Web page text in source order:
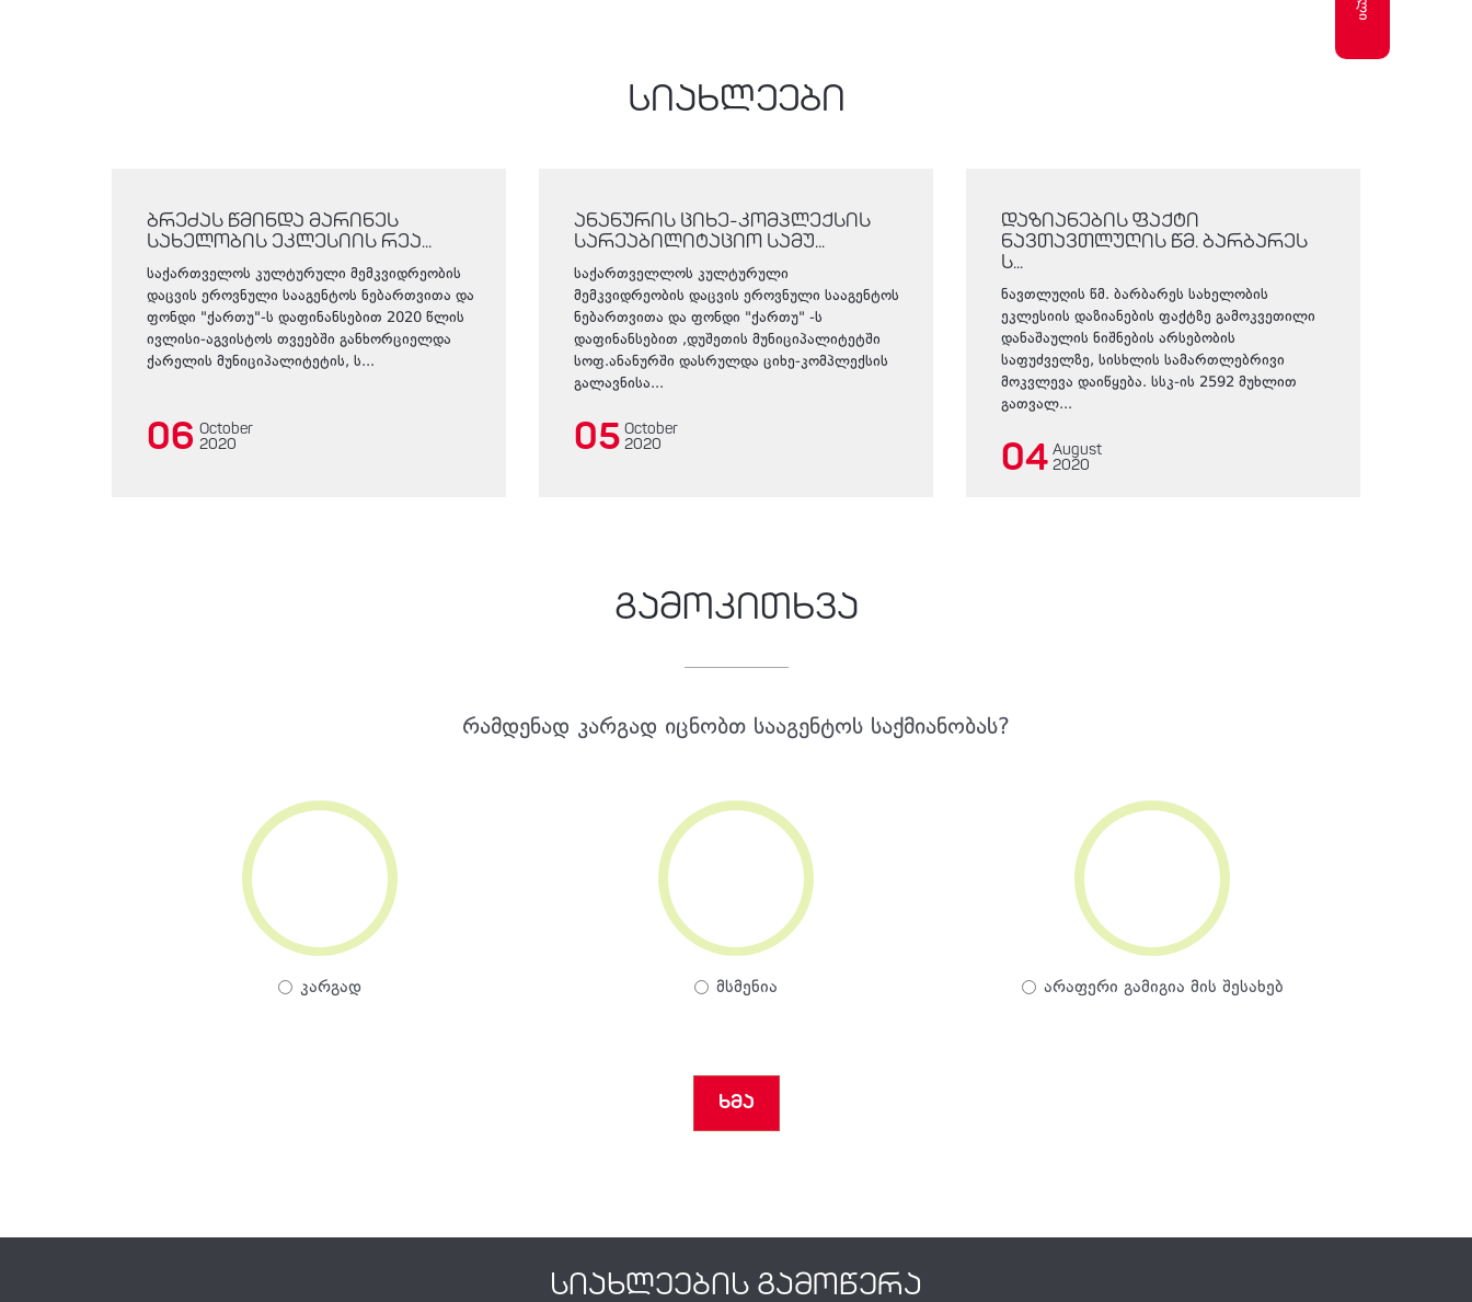
სიახლეები
ბრეძას წმინდა მარინეს
სახელობის ეკლესიის რეა...
საქართველოს კულტურული მემკვიდრეობის
დაცვის ეროვნული სააგენტოს ნებართვითა და
ფონდი "ქართუ"-ს დაფინანსებით 2020 წლის
ივლისი-აგვისტოს თვეებში განხორციელდა
ქარელის მუნიციპალიტეტის, ს...
06 October
2020
ანანურის ციხე-კომპლექსის
სარეაბილიტაციო სამუ...
საქართველლოს კულტურული
მემკვიდრეობის დაცვის ეროვნული სააგენტოს
ნებართვითა და ფონდი "ქართუ" -ს
დაფინანსებით ,დუშეთის მუნიციპალიტეტში
სოფ.ანანურში დასრულდა ციხე-კომპლექსის
გალავნისა...
05 October
2020
დაზიანების ფაქტი
ნავთავთლუღის წმ. ბარბარეს
ს...
ნავთლუღის წმ. ბარბარეს სახელობის
ეკლესიის დაზიანების ფაქტზე გამოკვეთილი
დანაშაულის ნიშნების არსებობის
საფუძველზე, სისხლის სამართლებრივი
მოკვლევა დაიწყება. სსკ-ის 2592 მუხლით
გათვალ...
04 August
2020
გამოკითხვა
რამდენად კარგად იცნობთ სააგენტოს საქმიანობას?
კარგად მსმენია არაფერი გამიგია მის შესახებ
ხმა
სიახლეების გამოწერა